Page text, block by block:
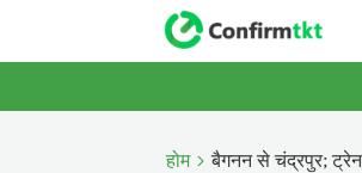
होम बैगनन से चंद्रपुर; ट्रेन